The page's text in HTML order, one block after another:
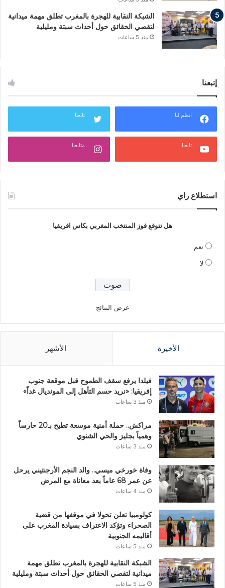
الشبكة النقابية للهجرة بالمغرب تطلق مهمة ميدانية
لتقصي الحقائق حول أحداث سبتة ومليلية
منذ 5 ساعات
إتبعنا
انظم لنا تابعنا
تابعنا متابعنا
استطلاع راي
هل تتوقع فوز المنتخب المغربي بكاس افريقيا
نعم
لا
عرض النتائج
الأخيرة الأشهر
فيلدا يرفع سقف الطموح قبل موقعة جنوب
إفريقيا: «نريد حسم التأهل إلى المونديال غداً»
منذ 3 ساعات
مراكش.. حملة أمنية موسعة تطيح بـ20 حارساً
وهمياً بجليز والحي الشتوي
منذ 3 ساعات
وفاة خورخي ميسي.. والد النجم الأرجنتيني يرحل
عن عمر 68 عاماً بعد معاناة مع المرض
منذ 4 ساعات
كولومبيا تعلن تحولا في موقفها من قضية
الصحراء وتؤكد الاعتراف بسيادة المغرب على
أقاليمه الجنوبية
منذ 5 ساعات
الشبكة النقابية للهجرة بالمغرب تطلق مهمة
ميدانية لتقصي الحقائق حول أحداث سبتة ومليلية
منذ 5 ساعات